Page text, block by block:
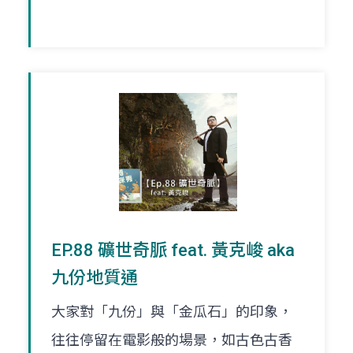
EP.88 礦世奇脈 feat. 黃克峻 aka
九份地質通
大家對「九份」與「金瓜石」的印象，
往往停留在電影般的場景，如古色古香